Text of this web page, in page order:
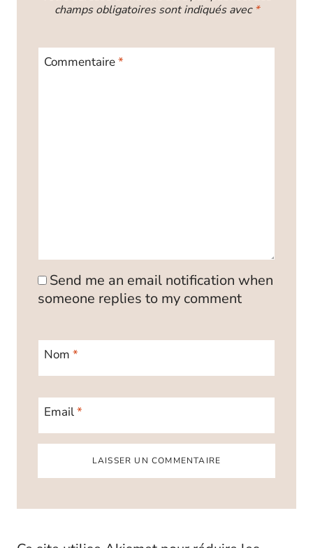
champs obligatoires sont indiqués avec*
Commentaire*
Send me an email notification when
someone replies to my comment
Nom *
Email*